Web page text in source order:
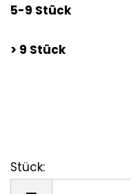
5-9 Stück
> 9 Stück
Stück: